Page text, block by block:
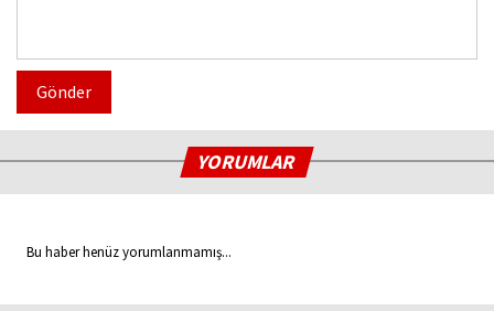
Gönder
YORUMLAR
Bu haber henüz yorumlanmamış...